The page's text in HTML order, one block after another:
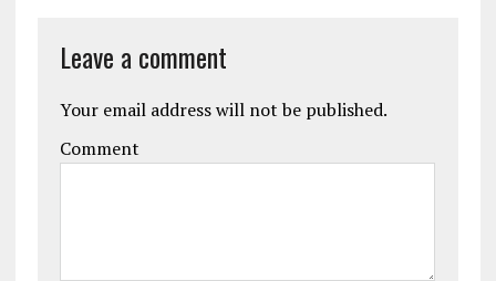
Leave a comment
Your email address will not be published.
Comment